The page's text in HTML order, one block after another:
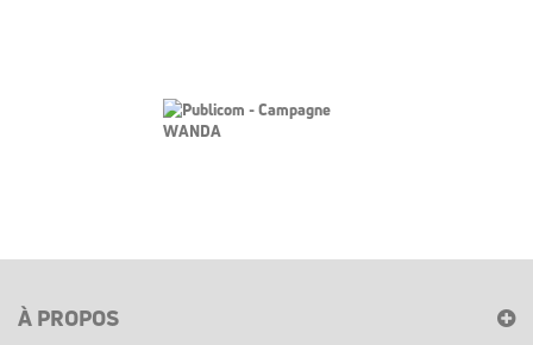
À PROPOS